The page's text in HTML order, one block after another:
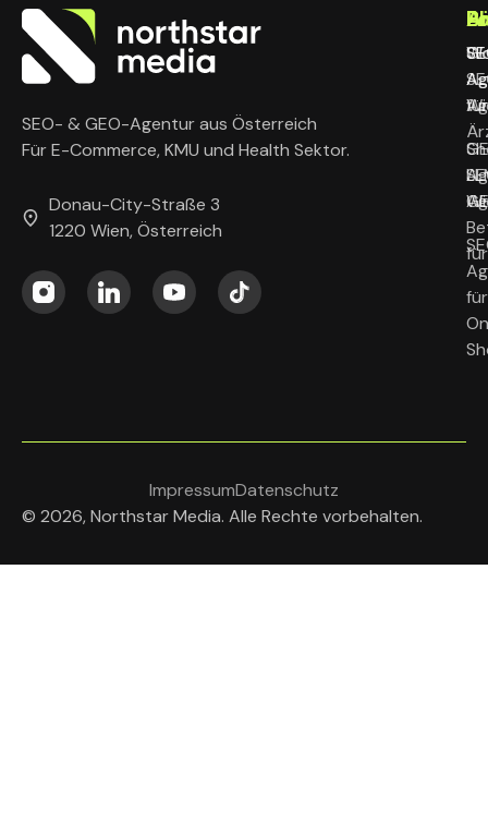
SEO- & GEO-Agentur aus Österreich
Für E-Commerce, KMU und Health Sektor.
Donau-City-Straße 3
1220 Wien, Österreich
für
für
ImpressumDatenschutz
© 2026, Northstar Media. Alle Rechte vorbehalten.